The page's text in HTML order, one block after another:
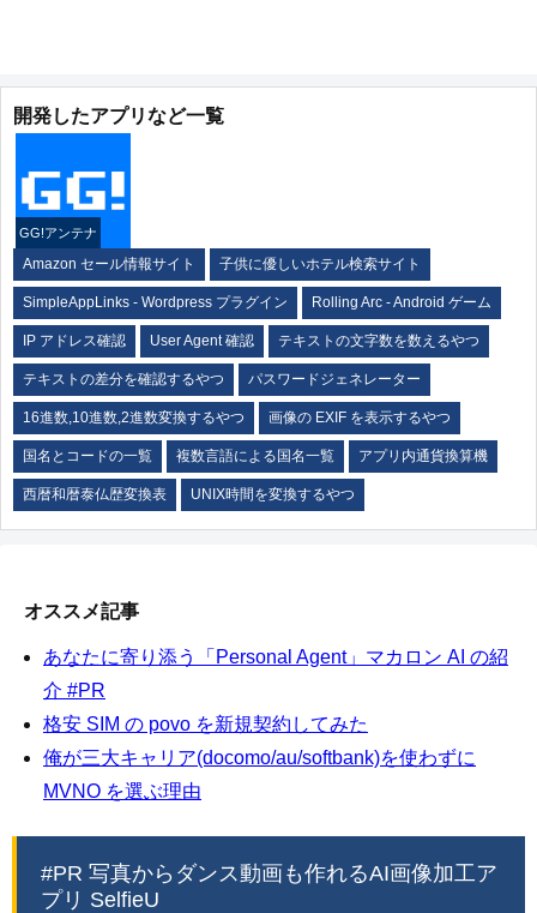
開発したアプリなど一覧
GG!アンテナ
Amazon セール情報サイト 子供に優しいホテル検索サイト
SimpleAppLinks - Wordpress プラグイン Rolling Arc - Android ゲーム
IP アドレス確認 User Agent 確認 テキストの文字数を数えるやつ
テキストの差分を確認するやつ パスワードジェネレーター
16進数,10進数,2進数変換するやつ 画像の EXIF を表示するやつ
国名とコードの一覧 複数言語による国名一覧 アプリ内通貨換算機
西暦和暦泰仏歴変換表 UNIX時間を変換するやつ
オススメ記事
あなたに寄り添う「Personal Agent」マカロン AI の紹
介 #PR
格安 SIM の povo を新規契約してみた
俺が三大キャリア(docomo/au/softbank)を使わずに
MVNO を選ぶ理由
#PR 写真からダンス動画も作れるAI画像加工ア
プリ SelfieU